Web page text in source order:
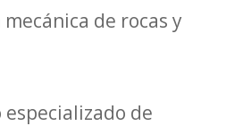
de rocas y
de